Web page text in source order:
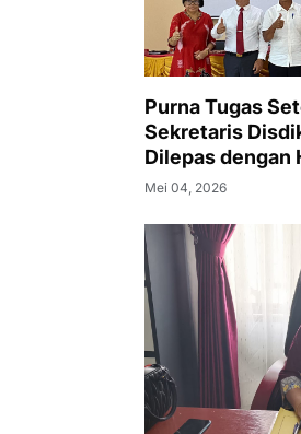
Purna Tugas
Sekretaris
Dilepas dengan
Mei 04, 2026